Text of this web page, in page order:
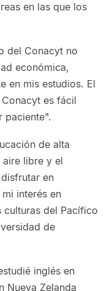
en las que los
del Conacyt no
económica,
en mis estudios. El
es fácil
paciente".
de alta
libre y el
en
interés en
del Pacífico
de
inglés en
Nueva Zelanda